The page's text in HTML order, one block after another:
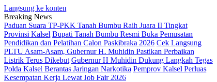
Langsung ke konten
Breaking News
Paduan Suara TP-PKK Tanah Bumbu Raih Juara II Tingkat
Provinsi Kalsel Bupati Tanah Bumbu Resmi Buka Pemusatan
Pendidikan dan Pelatihan Calon Paskibraka 2026 Cek Langsung
PLTU Asam-Asam, Gubernur H. Muhidin Pastikan Perbaikan
Listrik Terus Dikebut Gubernur H Muhidin Dukung Langkah Tegas
Polda Kalsel Berantas Jaringan Narkotika Pemprov Kalsel Perluas
Kesempatan Kerja Lewat Job Fair 2026